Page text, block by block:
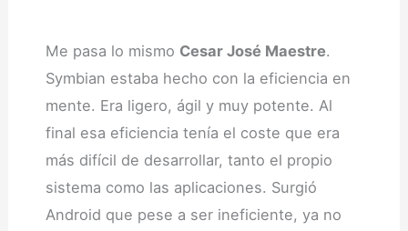
Me pasa lo mismo Cesar José Maestre.
Symbian estaba hecho con la eficiencia en
mente. Era ligero, ágil y muy potente. Al
final esa eficiencia tenía el coste que era
más difícil de desarrollar, tanto el propio
sistema como las aplicaciones. Surgió
Android que pese a ser ineficiente, ya no